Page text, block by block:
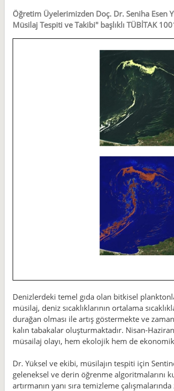
Öğretim Üyelerimizden Doç. Dr. Seniha Esen
Müsilaj Tespiti ve Takibi" başlıklı TÜBİTAK
Denizlerdeki temel gıda olan bitkisel
müsilaj, deniz sıcaklıklarının ortalama
durağan olması ile artış göstermekte ve
kalın tabakalar oluşturmaktadır. Nisan-
müsailaj olayı, hem ekolojik hem de
Dr. Yüksel ve ekibi, müsilajın tespiti için
geleneksel ve derin öğrenme algoritmalarını
artırmanın yanı sıra temizleme